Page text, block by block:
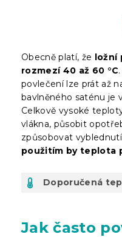
Obecně platí, že ložní
rozmezí 40 až 60 °C
povlečení lze prát až
bavlněného saténu je
Celkově vysoké
vlákna, působit
způsobovat
použitím by teplota
Doporučená
Jak často